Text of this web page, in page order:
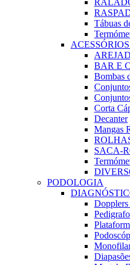
Tábuas
BAR E
Bombas
Corta
Decanter
Mangas
SACA-
PODOLOGIA
Dopplers